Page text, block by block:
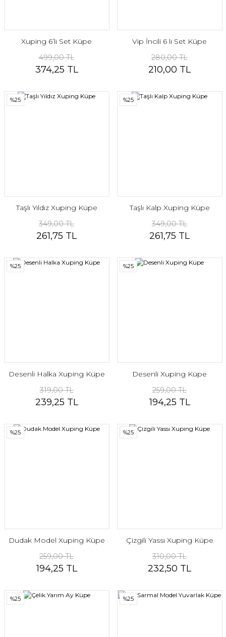
Xuping 6’lı Set Küpe
499,00 TL
374,25 TL
Vip İncili 6 lı Set Küpe
280,00 TL
210,00 TL
%25
Taşlı Yıldız Xuping Küpe
349,00 TL
261,75 TL
%25
Taşlı Kalp Xuping Küpe
349,00 TL
261,75 TL
%25
Desenli Halka Xuping Küpe
319,00 TL
239,25 TL
%25
Desenli Xuping Küpe
259,00 TL
194,25 TL
%25
Dudak Model Xuping Küpe
259,00 TL
194,25 TL
%25
Çizgili Yassı Xuping Küpe
310,00 TL
232,50 TL
%25 %25